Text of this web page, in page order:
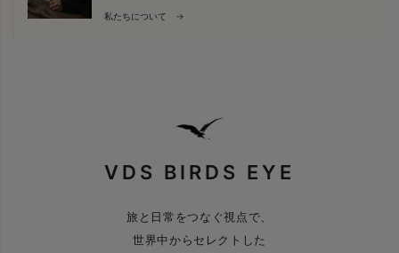
私たちについて →
VDS BIRDS EYE
旅と日常をつなぐ視点で、
世界中からセレクトした